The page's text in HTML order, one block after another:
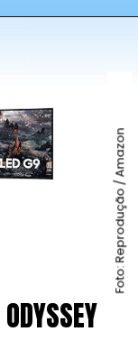
Foto: Reprodução / Amazon